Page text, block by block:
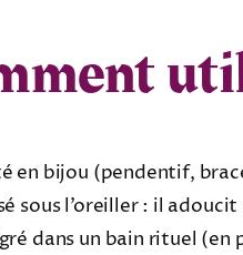
en bijou (pendentif,
sous l’oreiller : il
dans un bain rituel (en